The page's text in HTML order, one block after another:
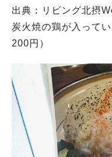
出典：リビング北摂
炭火焼の鶏が入って
200円）
人
#今週どこいく？ #自然とふれ
#教えたい／教えて投稿記事#
#あなたはどっち？